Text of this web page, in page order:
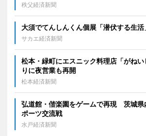
秩父経済新聞
大須でてんしんくん個展「潜伏する生
サカエ経済新聞
松本・緑町にエスニック料理店「がね
りに夜営業も再開
松本経済新聞
弘道館・偕楽園をゲームで再現 茨城県
ポーツ交流戦
水戸経済新聞